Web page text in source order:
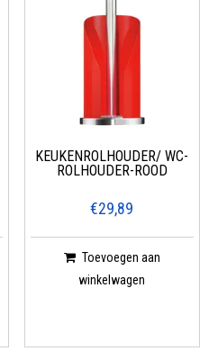
KEUKENROLHOUDER/ WC-
ROLHOUDER-ROOD
€29,89
Toevoegen aan
winkelwagen